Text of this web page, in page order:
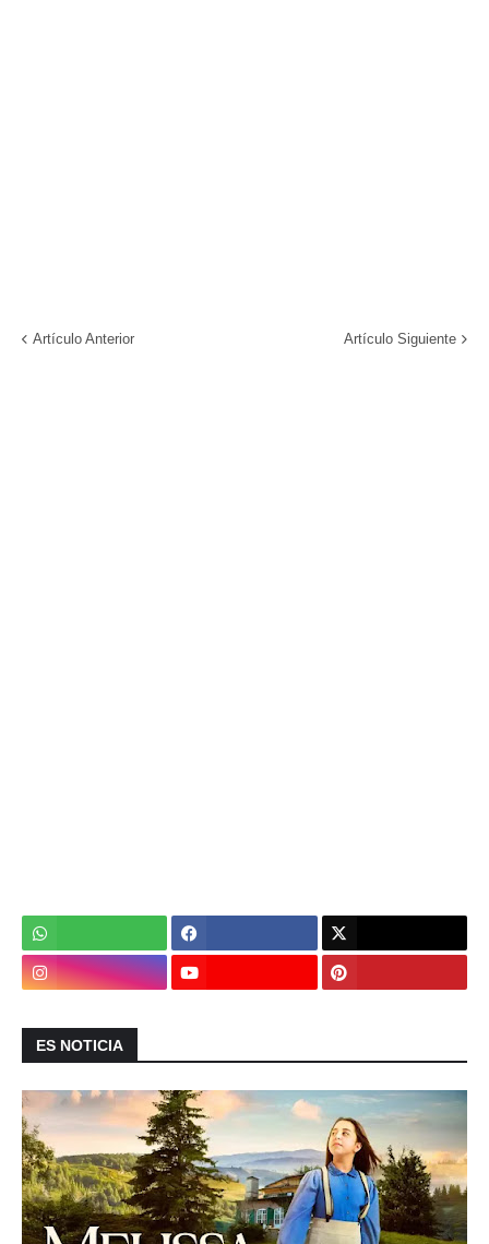
Artículo Anterior Artículo Siguiente
ES NOTICIA